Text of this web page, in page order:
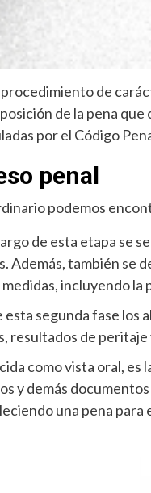
de
de la pena
por el Código
penal
podemos
de esta etapa se
Además, también se
incluyendo la
segunda fase los
resultados de peritaje
como vista oral,
y demás
una pena para